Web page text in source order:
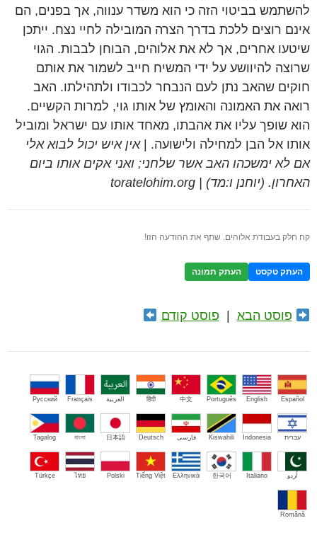
להשתמש בביטוי הזה כי הוא משדר ענווה, אך בפנים, הם
אינם רוצים ללכת בדרך הצרה המובילה לחיי נצח. ייתכן
שיטעו אחרים, אך לא את אלוהים, הבוחן לבבות. הגוי
שרוצה להיוושע על ידי המשיח חייב לשמור את אותם
חוקים שהאב נתן לעם הנבחר לכבודו ולתהילתו. האב
רואה את האמונה והאומץ של אותו גוי, למרות הקשיים.
הוא שופך עליו את אהבתו, מאחד אותו עם ישראל ומוביל
אותו אל הבן למחילה ולישועה. |אין איש יכול לבוא אלי
אם לא ימשכהו האב אשר שלחני; ואני אקים אותו ביום
האחרון. (יוחנן ו:מד) | toratelohim.org
קח חלק בעבודת אלוהים. שתף את ההודעה הזו!
העתק טקסט העתק תמונה
פוסט הבא פוסט קודם
Español
English
Português
中文
हिंदी العربية Français
Русский
עברית Indonesia
Kiswahili فارسی Deutsch
日本語
বাংলা
Tagalog
اُردو Italiano
한국어
Ελληνικά
Tiếng Việt
Polski
ไทย
Türkçe
Română